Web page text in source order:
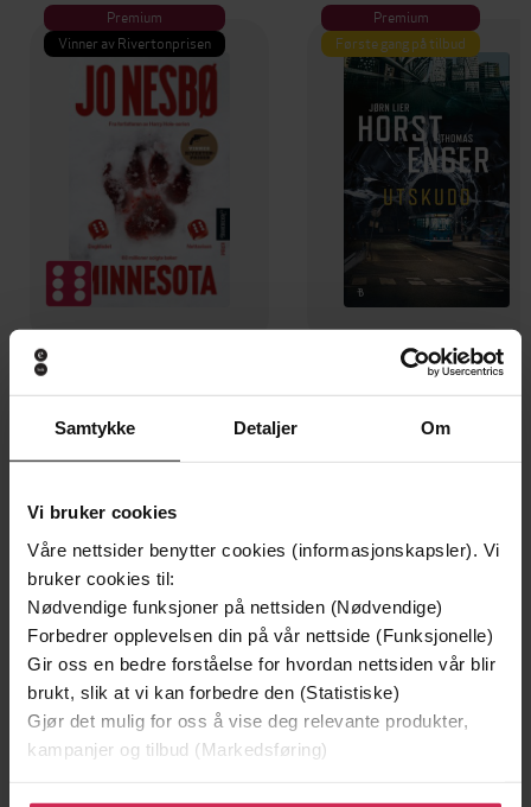
Samtykke Detaljer Om
Vi bruker cookies
Våre nettsider benytter cookies (informasjonskapsler). Vi
bruker cookies til:
Nødvendige funksjoner på nettsiden (Nødvendige)
Forbedrer opplevelsen din på vår nettside (Funksjonelle)
Gir oss en bedre forståelse for hvordan nettsiden vår blir
brukt, slik at vi kan forbedre den (Statistiske)
Gjør det mulig for oss å vise deg relevante produkter,
kampanjer og tilbud (Markedsføring)
Premium
Vinner av Rivertonprisen
Jo Nesbø
EBOK
Premium
Første gang på tilbud
349,-
Jørn Lier Horst
EBOK
50 Savory, Sweet, and Seductive Recipes
from the Cult Musical [Officially Licensed]
Forfattere Kim Laidlaw(forfatter)
Forlag Running Press Adult